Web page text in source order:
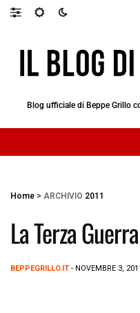
Blog ufficiale di Beppe Grillo
Home > ARCHIVIO 2011
La Terza
BEPPEGRILLO.IT - NOVEMBRE 3,